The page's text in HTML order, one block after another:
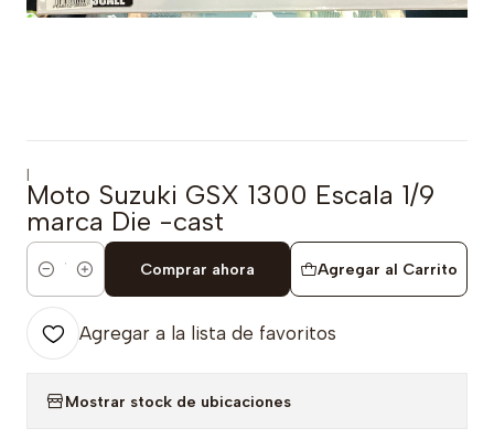
|
Moto Suzuki GSX 1300 Escala 1/9
marca Die -cast
Cantidad
Agregar al Carrito
Comprar ahora
Agregar a la lista de favoritos
Mostrar stock de ubicaciones